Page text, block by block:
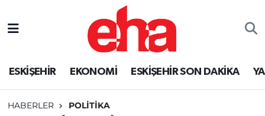
ESKİŞEHİR EKONOMİ ESKİŞEHİR SON DAKİKA
HABERLER POLİTİKA